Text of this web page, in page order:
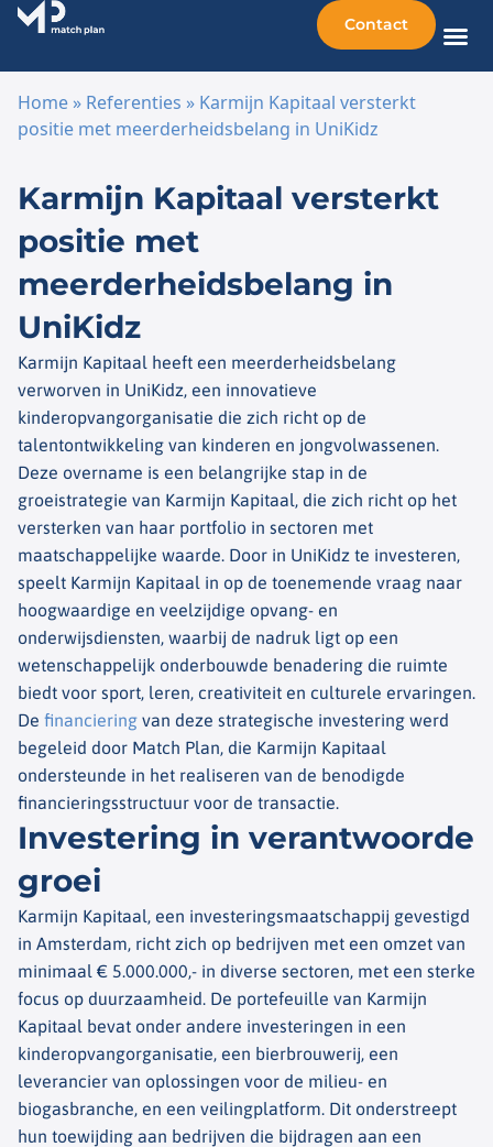
Contact
Home » Referenties » Karmijn Kapitaal versterkt
positie met meerderheidsbelang in UniKidz
Karmijn Kapitaal versterkt
positie met
meerderheidsbelang in
UniKidz
Karmijn Kapitaal heeft een meerderheidsbelang
verworven in UniKidz, een innovatieve
kinderopvangorganisatie die zich richt op de
talentontwikkeling van kinderen en jongvolwassenen.
Deze overname is een belangrijke stap in de
groeistrategie van Karmijn Kapitaal, die zich richt op het
versterken van haar portfolio in sectoren met
maatschappelijke waarde. Door in UniKidz te investeren,
speelt Karmijn Kapitaal in op de toenemende vraag naar
hoogwaardige en veelzijdige opvang- en
onderwijsdiensten, waarbij de nadruk ligt op een
wetenschappelijk onderbouwde benadering die ruimte
biedt voor sport, leren, creativiteit en culturele ervaringen.
De financiering van deze strategische investering werd
begeleid door Match Plan, die Karmijn Kapitaal
ondersteunde in het realiseren van de benodigde
financieringsstructuur voor de transactie.
Investering in verantwoorde
groei
Karmijn Kapitaal, een investeringsmaatschappij gevestigd
in Amsterdam, richt zich op bedrijven met een omzet van
minimaal € 5.000.000,- in diverse sectoren, met een sterke
focus op duurzaamheid. De portefeuille van Karmijn
Kapitaal bevat onder andere investeringen in een
kinderopvangorganisatie, een bierbrouwerij, een
leverancier van oplossingen voor de milieu- en
biogasbranche, en een veilingplatform. Dit onderstreept
hun toewijding aan bedrijven die bijdragen aan een